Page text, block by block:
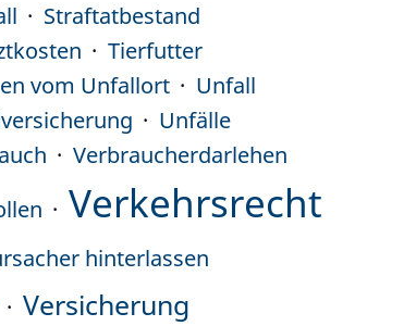
Straftatbestand
Tierfutter
vom Unfallort
Unfall
Unfälle
Verbraucherdarlehen
Verkehrsrecht
hinterlassen
Versicherung